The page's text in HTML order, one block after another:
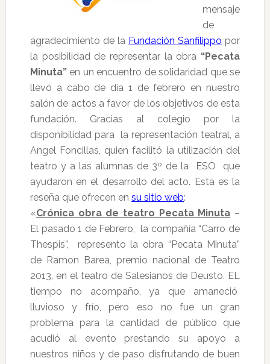
mensaje
de
agradecimiento de la Fundación Sanfilippo por
la posibilidad de representar la obra “Pecata
Minuta”en un encuentro de solidaridad que se
llevó a cabo de día 1 de febrero en nuestro
salón de actos a favor de los objetivos de esta
fundación.
Gracias al colegio por la
disponibilidad para la representación teatral, a
Angel Foncillas, quien facilitó la utilización del
teatro y a las alumnas de 3º de la ESO que
ayudaron en el desarrollo del acto. Esta es la
reseña que ofrecen en su sitio web:
«Crónica obra de teatro Pecata Minuta –
El pasado 1 de Febrero, la compañía “Carro de
Thespis”, represento la obra “Pecata Minuta”
de Ramon Barea, premio nacional de Teatro
2013, en el teatro de Salesianos de Deusto. EL
tiempo no acompaño, ya que amaneció
lluvioso y frío, pero eso no fue un gran
problema para la cantidad de público que
acudió al evento prestando su apoyo a
nuestros niños y de paso disfrutando de buen